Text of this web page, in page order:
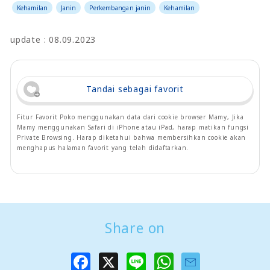
Kehamilan Janin Perkembangan janin Kehamilan
update : 08.09.2023
Tandai sebagai favorit
Fitur Favorit Poko menggunakan data dari cookie browser Mamy, Jika
Mamy menggunakan Safari di iPhone atau iPad, harap matikan fungsi
Private Browsing. Harap diketahui bahwa membersihkan cookie akan
menghapus halaman favorit yang telah didaftarkan.
Share on
W